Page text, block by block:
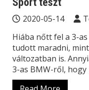
2020-05-14
Hiába nőtt fel a 3-
tudott maradni,
változatban is.
3-as BMW-ről, hogy